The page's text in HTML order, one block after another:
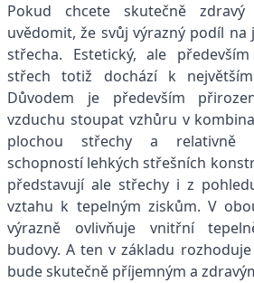
Pokud chcete skutečně
uvědomit, že svůj výrazný podíl
střecha. Estetický, ale
střech totiž dochází k
Důvodem je především
vzduchu stoupat vzhůru v
plochou střechy a relativně
schopností lehkých střešních
představují ale střechy i z
vztahu k tepelným ziskům. V
výrazně ovlivňuje vnitřní
budovy. A ten v základu
bude skutečně příjemným a